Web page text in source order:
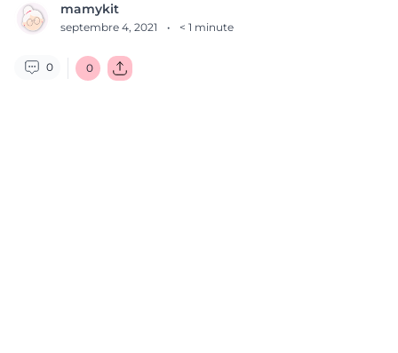
mamykit
septembre 4, 2021 · < 1 minute
0 0